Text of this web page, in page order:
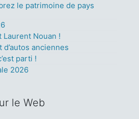
le patrimoine de pays
Laurent Nouan !
anciennes
parti !
2026
le Web